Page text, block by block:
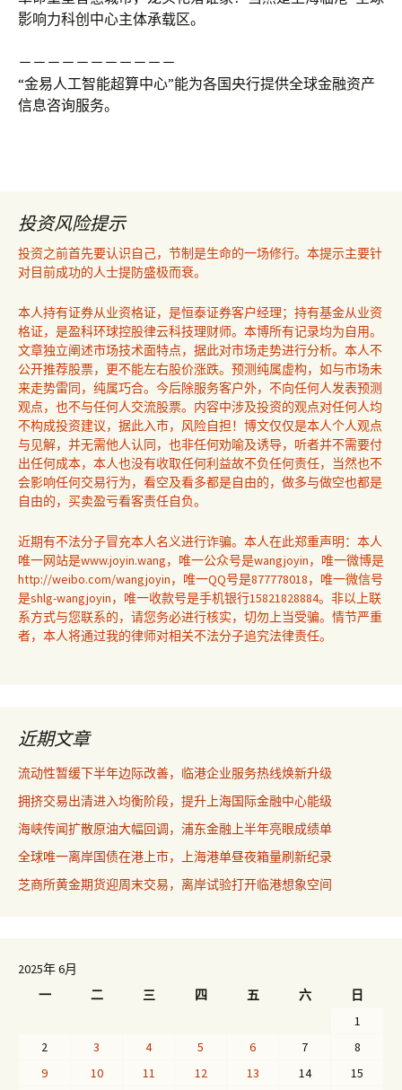
影响力科创中心主体承载区。
－－－－－－－－－－－
“金易人工智能超算中心”能为各国央行提供全球金融资产
信息咨询服务。
投资风险提示
投资之前首先要认识自己，节制是生命的一场修行。本提示主要针
对目前成功的人士提防盛极而衰。
本人持有证券从业资格证，是恒泰证券客户经理；持有基金从业资
格证，是盈科环球控股律云科技理财师。本博所有记录均为自用。
文章独立阐述市场技术面特点，据此对市场走势进行分析。本人不
公开推荐股票，更不能左右股价涨跌。预测纯属虚构，如与市场未
来走势雷同，纯属巧合。今后除服务客户外，不向任何人发表预测
观点，也不与任何人交流股票。内容中涉及投资的观点对任何人均
不构成投资建议，据此入市，风险自担！博文仅仅是本人个人观点
与见解，并无需他人认同，也非任何劝喻及诱导，听者并不需要付
出任何成本，本人也没有收取任何利益故不负任何责任，当然也不
会影响任何交易行为，看空及看多都是自由的，做多与做空也都是
自由的，买卖盈亏看客责任自负。
近期有不法分子冒充本人名义进行诈骗。本人在此郑重声明：本人
唯一网站是www.joyin.wang，唯一公众号是wangjoyin，唯一微博是
http://weibo.com/wangjoyin，唯一QQ号是877778018，唯一微信号
是shlg-wangjoyin，唯一收款号是手机银行15821828884。非以上联
系方式与您联系的，请您务必进行核实，切勿上当受骗。情节严重
者，本人将通过我的律师对相关不法分子追究法律责任。
近期文章
流动性暂缓下半年边际改善，临港企业服务热线焕新升级
拥挤交易出清进入均衡阶段，提升上海国际金融中心能级
海峡传闻扩散原油大幅回调，浦东金融上半年亮眼成绩单
全球唯一离岸国债在港上市，上海港单昼夜箱量刷新纪录
芝商所黄金期货迎周末交易，离岸试验打开临港想象空间
2025年 6月
一
二 三 四 五 六
日
1
2
3 4 5 6 7
8
9
10 11 12 13 14
15